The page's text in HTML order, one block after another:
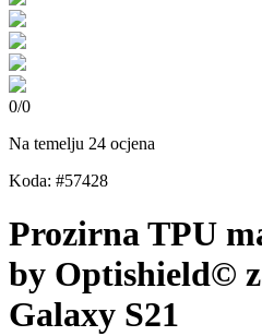
0/0
Na temelju 24 ocjena
Koda: #57428
Prozirna TPU
by Optishield©
Galaxy S21